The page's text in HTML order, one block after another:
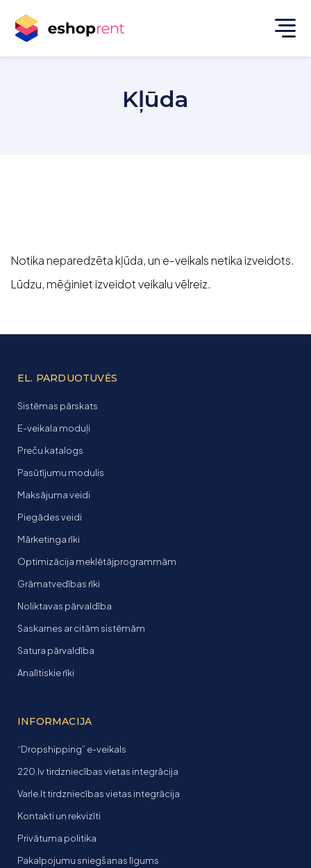
Kļūda
Notika neparedzēta kļūda, un e-veikals netika izveidots.
Lūdzu, mēģiniet izveidot veikalu vēlreiz.
EL. PARDUOTUVĖS
Sistēmas pārskats
E-veikala moduļi
Preču katalogs
Pasūtījumu modulis
Maksājuma veidi
Piegādes veidi
Mārketinga rīki
Optimizācija meklētājprogrammām
Grāmatvedības rīki
Noliktavas pārvaldība
Saskarnes ar citām sistēmām
Satura pārvaldība
Analītiskie rīki
INFORMACIJA
“Dropshipping” e-veikals
220.lv tirdzniecības vietas integrācija
Varle.lt tirdzniecības vietas integrācija
Kontakti un rekvizīti
Privātuma politika
Pakalpojumu sniegšanas līgums